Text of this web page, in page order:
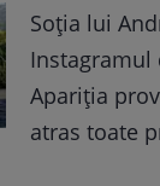
Soția lui
Instagramul
Apariția
atras toate